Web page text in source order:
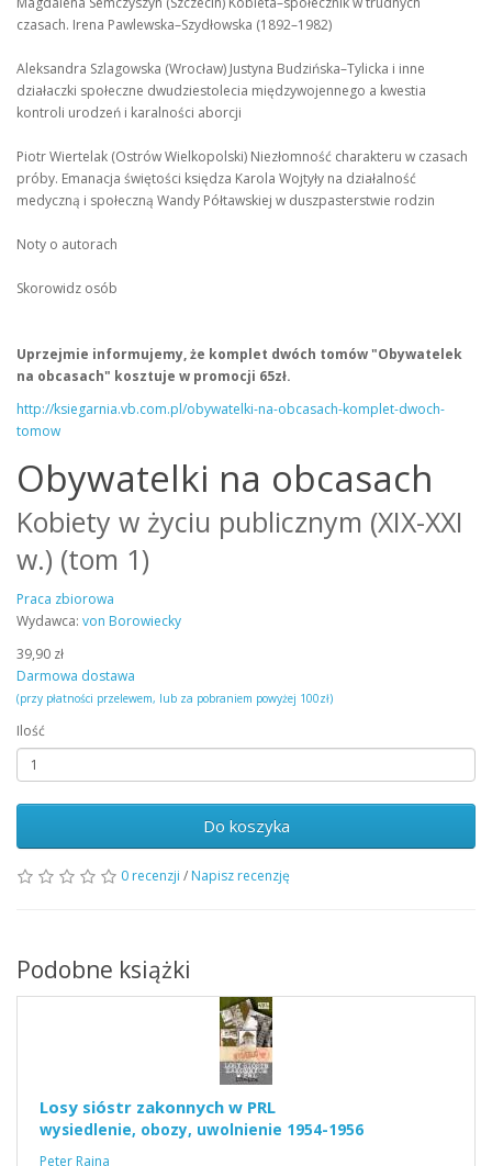
czasach. Irena Pawlewska–Szydłowska (1892–1982)
Aleksandra Szlagowska (Wrocław) Justyna Budzińska–Tylicka i inne
działaczki społeczne dwudziestolecia międzywojennego a kwestia
kontroli urodzeń i karalności aborcji
Piotr Wiertelak (Ostrów Wielkopolski) Niezłomność charakteru w czasach
próby. Emanacja świętości księdza Karola Wojtyły na działalność
medyczną i społeczną Wandy Półtawskiej w duszpasterstwie rodzin
Noty o autorach
Skorowidz osób
Uprzejmie informujemy, że komplet dwóch tomów "Obywatelek
na obcasach" kosztuje w promocji 65zł.
http://ksiegarnia.vb.com.pl/obywatelki-na-obcasach-komplet-dwoch-
tomow
Obywatelki na obcasach
Kobiety w życiu publicznym (XIX-XXI
w.) (tom 1)
Praca zbiorowa
Wydawca: von Borowiecky
39,90 zł
Darmowa dostawa
(przy płatności przelewem, lub za pobraniem powyżej 100zł)
Ilość
Do koszyka
0 recenzji / Napisz recenzję
Podobne książki
Losy sióstr zakonnych w PRL
wysiedlenie, obozy, uwolnienie 1954-1956
Peter Raina